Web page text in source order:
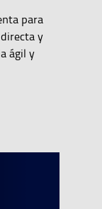
para
y
ágil y